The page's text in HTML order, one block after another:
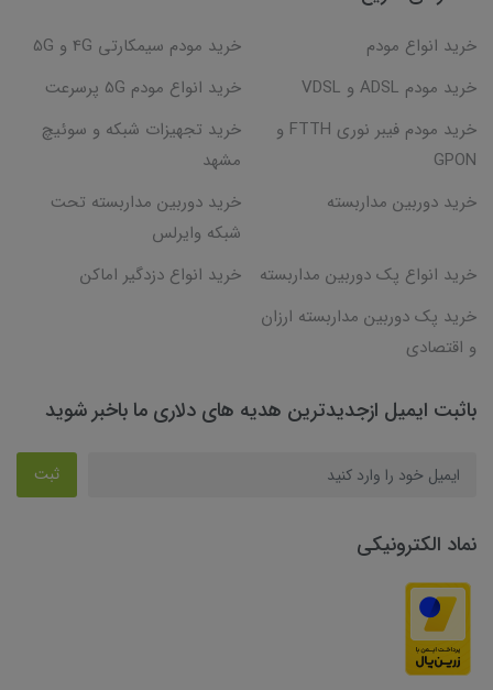
خرید انواع مودم
خرید مودم سیمکارتی 4G و 5G
خرید مودم ADSL و VDSL
خرید انواع مودم 5G پرسرعت
خرید مودم فیبر نوری FTTH و
GPON
خرید تجهیزات شبکه و سوئیچ
مشهد
خرید دوربین مداربسته
خرید دوربین مداربسته تحت
شبکه وایرلس
خرید انواع پک دوربین مداربسته
خرید انواع دزدگیر اماکن
خرید پک دوربین مداربسته ارزان
و اقتصادی
باثبت ایمیل ازجدیدترین هدیه های دلاری ما باخبر شوید
ثبت
نماد الکترونیکی